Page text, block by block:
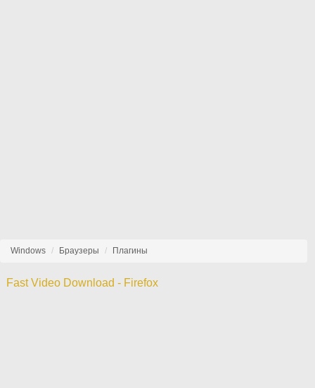
Windows Браузеры Плагины
Fast Video Download - Firefox